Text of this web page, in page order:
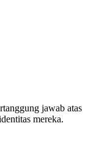
jawab atas
mereka.